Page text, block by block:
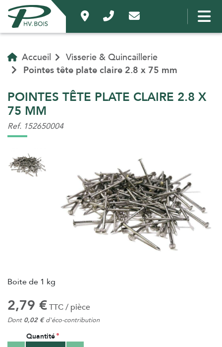
Accueil
Visserie & Quincaillerie
Pointes tête plate claire 2.8 x 75 mm
POINTES TÊTE PLATE CLAIRE 2.8 X
75 MM
Ref. 152650004
Boite de 1 kg
2,79 €TTC / pièce
Dont 0,02 €d'éco-contribution
Quantité